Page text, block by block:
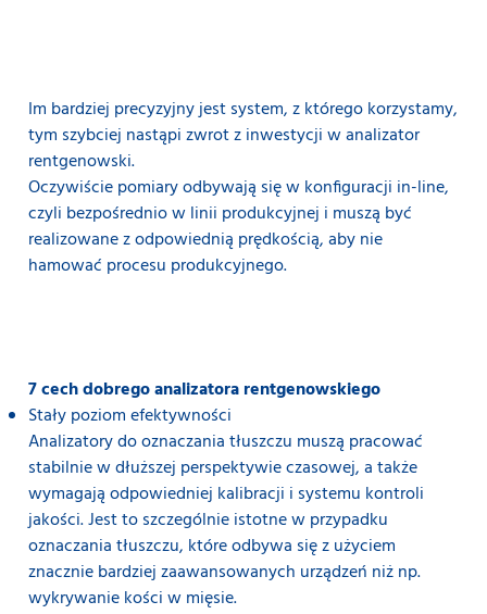
Im bardziej precyzyjny jest system, z którego korzystamy,
tym szybciej nastąpi zwrot z inwestycji w analizator
rentgenowski.
Oczywiście pomiary odbywają się w konfiguracji in-line,
czyli bezpośrednio w linii produkcyjnej i muszą być
realizowane z odpowiednią prędkością, aby nie
hamować procesu produkcyjnego.
7 cech dobrego analizatora rentgenowskiego
Stały poziom efektywności
Analizatory do oznaczania tłuszczu muszą pracować
stabilnie w dłuższej perspektywie czasowej, a także
wymagają odpowiedniej kalibracji i systemu kontroli
jakości. Jest to szczególnie istotne w przypadku
oznaczania tłuszczu, które odbywa się z użyciem
znacznie bardziej zaawansowanych urządzeń niż np.
wykrywanie kości w mięsie.